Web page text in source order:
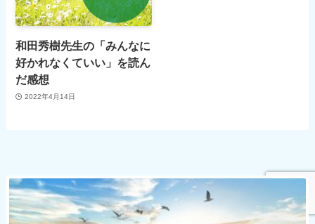
和田秀樹先生の「みんなに
好かれなくていい」を読ん
だ感想
2022年4月14日